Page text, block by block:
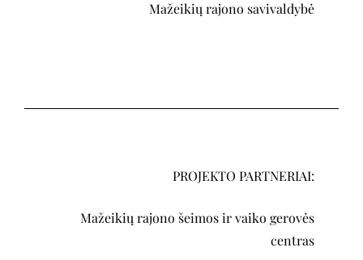
Mažeikių rajono savivaldybė
PROJEKTO PARTNERIAI:
Mažeikių rajono šeimos ir vaiko gerovės
centras